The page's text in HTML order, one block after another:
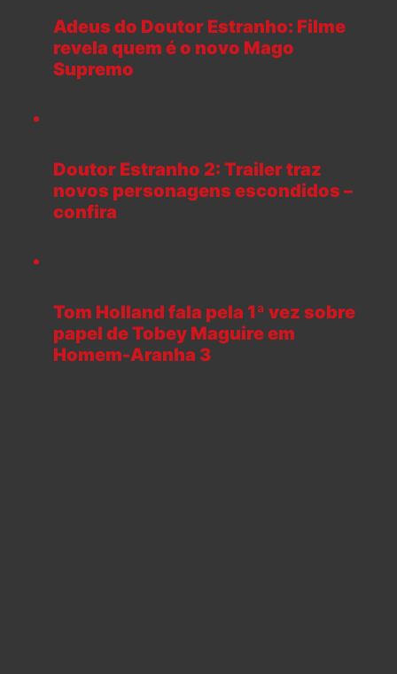
Adeus do Doutor Estranho: Filme
revela quem é o novo Mago
Supremo
Doutor Estranho 2: Trailer traz
novos personagens escondidos –
confira
Tom Holland fala pela 1ª vez sobre
papel de Tobey Maguire em
Homem-Aranha 3